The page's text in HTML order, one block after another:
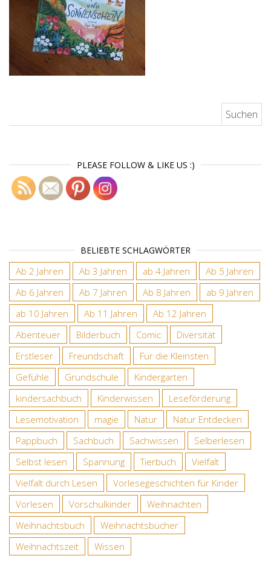
PLEASE FOLLOW & LIKE US :)
BELIEBTE SCHLAGWÖRTER
Ab 2 Jahren Ab 3 Jahren ab 4 Jahren
Ab 5 Jahren
Ab 6 Jahren
Ab 7 Jahren Ab 8 Jahren
ab 9 Jahren
ab 10 Jahren
Ab 11 Jahren
Ab 12 Jahren
Abenteuer
Bilderbuch Comic
Diversität
Erstleser
Freundschaft
Für die Kleinsten
Gefühle
Grundschule
Kindergarten
kindersachbuch
Kinderwissen
Leseförderung
Lesemotivation
magie Natur
Natur Entdecken
Pappbuch
Sachbuch Sachwissen
Selberlesen
Selbst lesen
Spannung Tierbuch
Vielfalt
Vielfalt durch Lesen
Vorlesegeschichten für Kinder
Vorlesen
Vorschulkinder
Weihnachten
Weihnachtsbuch
Weihnachtsbücher
Weihnachtszeit
Wissen